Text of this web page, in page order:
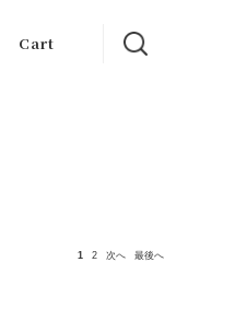
Cart
1 2 次へ 最後へ